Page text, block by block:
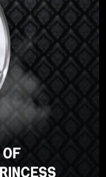
right?